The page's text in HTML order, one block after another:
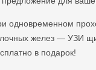
одновременном
желез — УЗИ
в подарок!